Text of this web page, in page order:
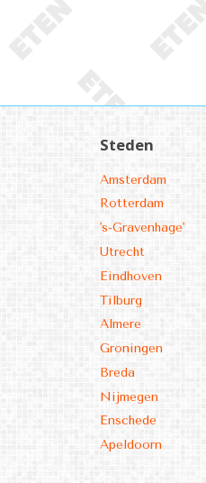
Steden
Amsterdam
Rotterdam
's-Gravenhage'
Utrecht
Eindhoven
Tilburg
Almere
Groningen
Breda
Nijmegen
Enschede
Apeldoorn